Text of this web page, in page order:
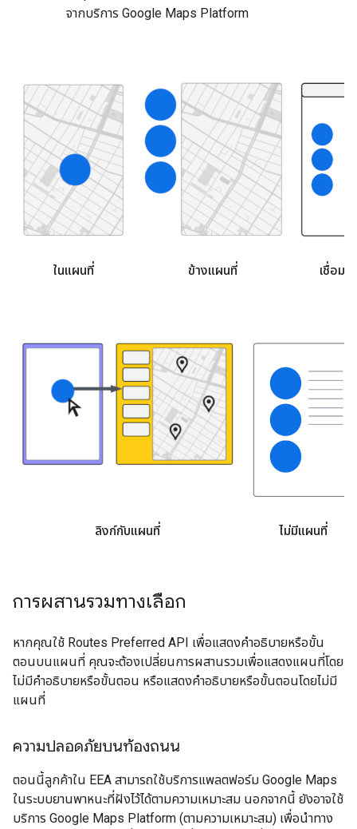
จากบริการ Google Maps Platform
ในแผนที่ ข้างแผนที่ เชื่อม
ลิงก์กับแผนที่ ไม่มีแผนที่
การผสานรวมทางเลือก
หากคุณใช้ Routes Preferred API เพื่อแสดงคำอธิบายหรือขั้น
ตอนบนแผนที่ คุณจะต้องเปลี่ยนการผสานรวมเพื่อแสดงแผนที่โดย
ไม่มีคำอธิบายหรือขั้นตอน หรือแสดงคำอธิบายหรือขั้นตอนโดยไม่มี
แผนที่
ความปลอดภัยบนท้องถนน
ตอนนี้ลูกค้าใน EEA สามารถใช้บริการแพลตฟอร์ม Google Maps
ในระบบยานพาหนะที่ฝังไว้ได้ตามความเหมาะสม นอกจากนี้ ยังอาจใช้
บริการ Google Maps Platform (ตามความเหมาะสม) เพื่อนำทาง